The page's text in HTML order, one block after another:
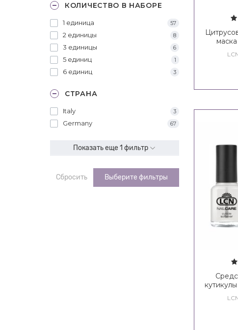
КОЛИЧЕСТВО В НАБОРЕ
1 единица 57
2 единицы 8
3 единицы 6
5 единиц 1
6 единиц 3
СТРАНА
Italy 3
Germany 67
Показать еще 1 фильтр
Сбросить Выберите фильтры